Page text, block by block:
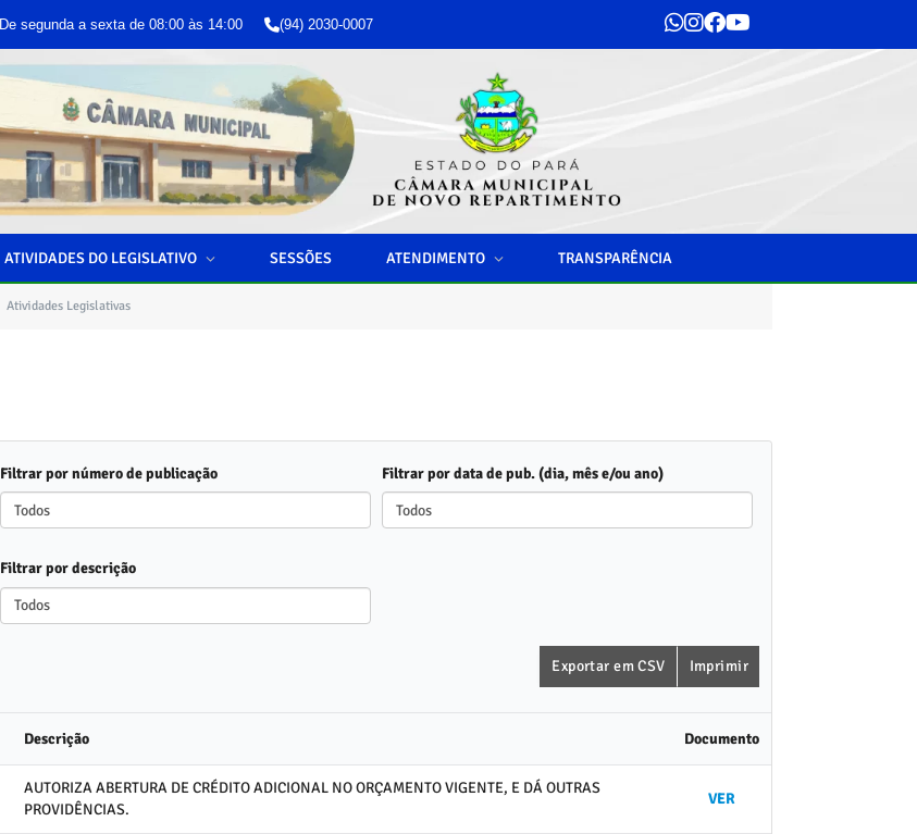
De segunda a sexta de 08:00 às 14:00 (94) 2030-0007
ATIVIDADES DO LEGISLATIVO SESSÕES ATENDIMENTO TRANSPARÊNCIA
Atividades Legislativas
Filtrar por número de publicação
Todos
Filtrar por data de pub. (dia, mês e/ou ano)
Todos
Filtrar por descrição
Todos
Exportar em CSV Imprimir
Descrição Documento
AUTORIZA ABERTURA DE CRÉDITO ADICIONAL NO ORÇAMENTO VIGENTE, E DÁ OUTRAS
PROVIDÊNCIAS.
VER